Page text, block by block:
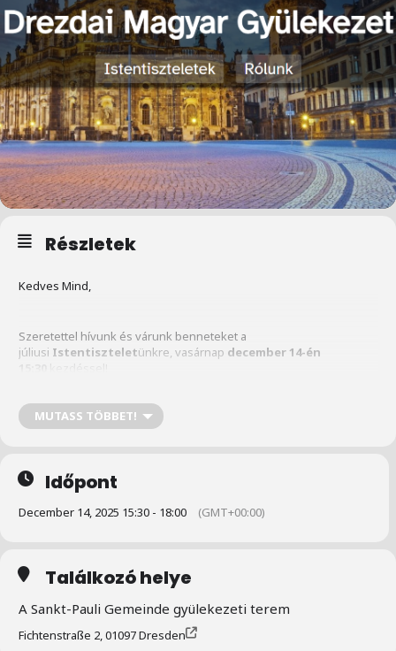
Részletek
Kedves Mind,
Szeretettel hívunk és várunk benneteket a
júliusi Istentiszteletünkre, vasárnap december 14-én
Helyszín:
Sankt-Pauli Gemeinde, Fichtenstraße 2, 01097
Segíteni tudtok:
– kántorkodással
– szállással
Gyertek!
MUTASS TÖBBET!
Időpont
December 14, 2025 15:30 - 18:00 (GMT+00:00)
Találkozó helye
A Sankt-Pauli Gemeinde gyülekezeti terem
Fichtenstraße 2, 01097 Dresden